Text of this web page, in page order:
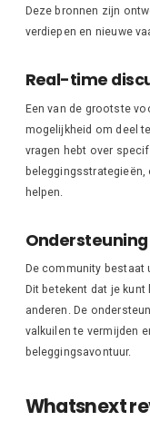
Deze bronnen zijn
verdiepen en nieuwe
Real-time
Een van de grootste
mogelijkheid om deel
vragen hebt over
helpen.
De community bestaat
Dit betekent dat je
anderen. De
valkuilen te vermijden
beleggingsavontuur.
Whatsnext